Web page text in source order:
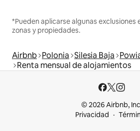
*Pueden aplicarse algunas exclusiones
zonas y propiedades.
Airbnb Polonia Silesia Baja
Renta mensual de alojamientos
© 2026 Airbnb,
Privacidad